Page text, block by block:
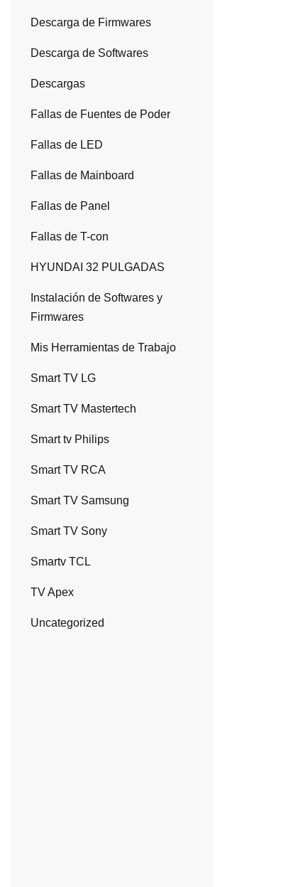
Descarga de Firmwares
Descarga de Softwares
Descargas
Fallas de Fuentes de Poder
Fallas de LED
Fallas de Mainboard
Fallas de Panel
Fallas de T-con
HYUNDAI 32 PULGADAS
Instalación de Softwares y
Firmwares
Mis Herramientas de Trabajo
Smart TV LG
Smart TV Mastertech
Smart tv Philips
Smart TV RCA
Smart TV Samsung
Smart TV Sony
Smartv TCL
TV Apex
Uncategorized